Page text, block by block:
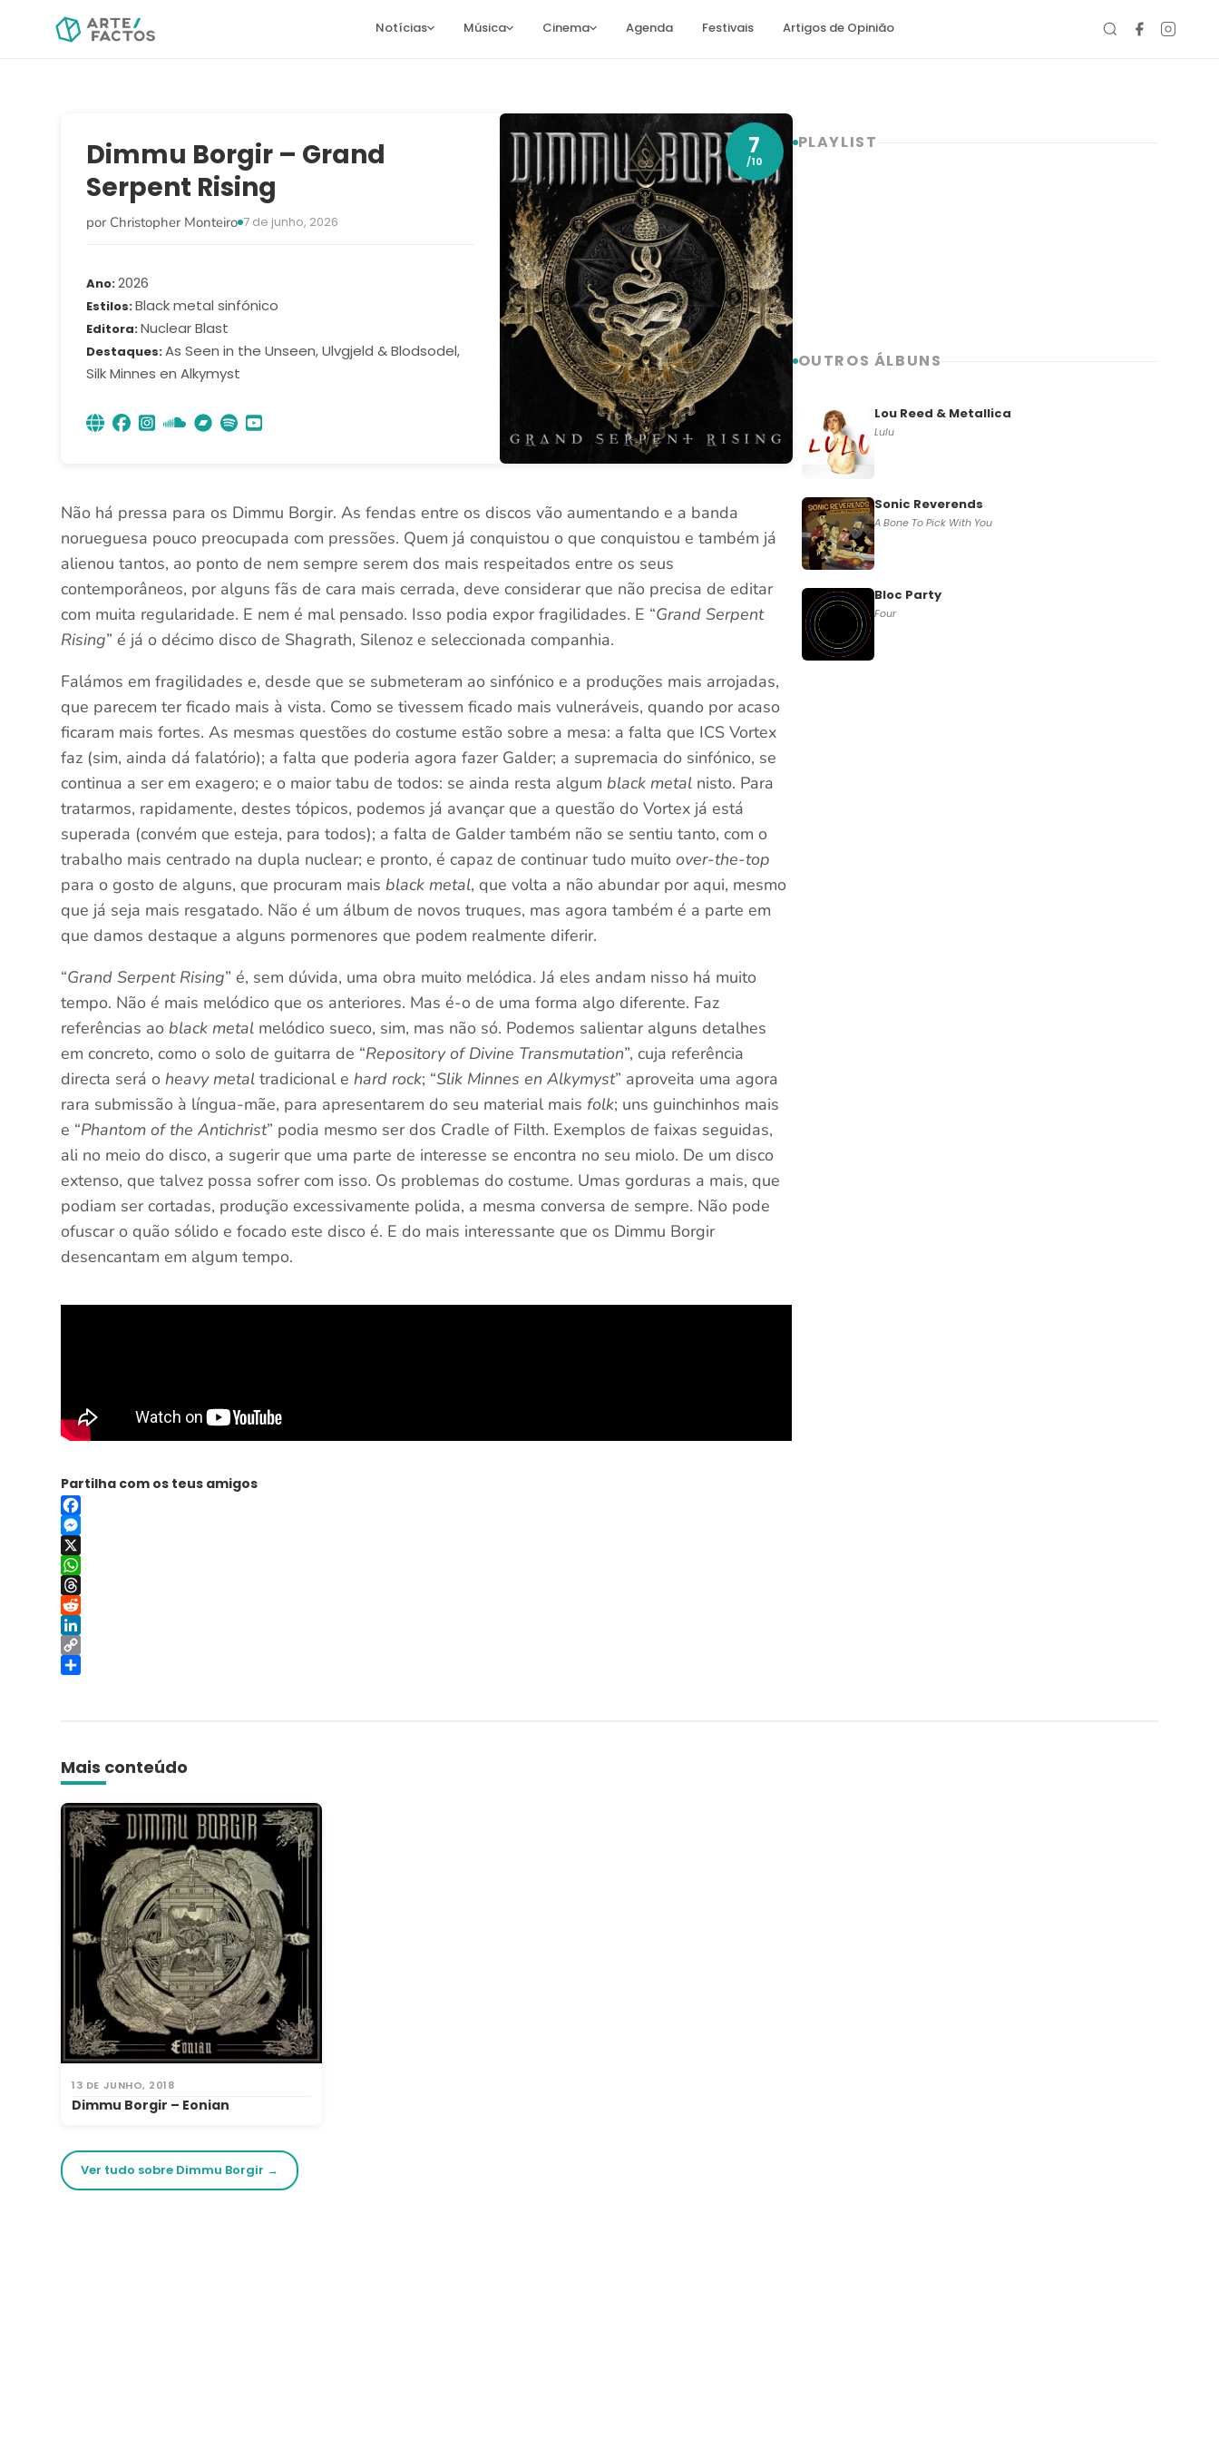
Notícias Música Cinema Agenda Festivais Artigos de Opinião
Dimmu Borgir – Grand
Serpent Rising
por Christopher Monteiro 7 de junho, 2026
Ano 2026
Estilos Black metal sinfónico
Editora Nuclear Blast
Destaques As Seen in the Unseen, Ulvgjeld & Blodsodel,
Silk Minnes en Alkymyst
7
/10
Não há pressa para os Dimmu Borgir. As fendas entre os discos vão aumentando e a banda
norueguesa pouco preocupada com pressões. Quem já conquistou o que conquistou e também já
alienou tantos, ao ponto de nem sempre serem dos mais respeitados entre os seus
contemporâneos, por alguns fãs de cara mais cerrada, deve considerar que não precisa de editar
com muita regularidade. E nem é mal pensado. Isso podia expor fragilidades. E “Grand Serpent
Rising” é já o décimo disco de Shagrath, Silenoz e seleccionada companhia.
Falámos em fragilidades e, desde que se submeteram ao sinfónico e a produções mais arrojadas,
que parecem ter ficado mais à vista. Como se tivessem ficado mais vulneráveis, quando por acaso
ficaram mais fortes. As mesmas questões do costume estão sobre a mesa: a falta que ICS Vortex
faz (sim, ainda dá falatório); a falta que poderia agora fazer Galder; a supremacia do sinfónico, se
continua a ser em exagero; e o maior tabu de todos: se ainda resta algumblack metal nisto. Para
tratarmos, rapidamente, destes tópicos, podemos já avançar que a questão do Vortex já está
superada (convém que esteja, para todos); a falta de Galder também não se sentiu tanto, com o
trabalho mais centrado na dupla nuclear; e pronto, é capaz de continuar tudo muitoover-the-top
para o gosto de alguns, que procuram maisblack metal, que volta a não abundar por aqui, mesmo
que já seja mais resgatado. Não é um álbum de novos truques, mas agora também é a parte em
que damos destaque a alguns pormenores que podem realmente diferir.
“Grand Serpent Rising” é, sem dúvida, uma obra muito melódica. Já eles andam nisso há muito
tempo. Não é mais melódico que os anteriores. Mas é-o de uma forma algo diferente. Faz
referências aoblack metal melódico sueco, sim, mas não só. Podemos salientar alguns detalhes
em concreto, como o solo de guitarra de “Repository of Divine Transmutation”, cuja referência
directa será oheavy metal tradicional ehard rock; “Slik Minnes en Alkymyst” aproveita uma agora
rara submissão à língua-mãe, para apresentarem do seu material mais folk; uns guinchinhos mais
e “Phantom of the Antichrist” podia mesmo ser dos Cradle of Filth. Exemplos de faixas seguidas,
ali no meio do disco, a sugerir que uma parte de interesse se encontra no seu miolo. De um disco
extenso, que talvez possa sofrer com isso. Os problemas do costume. Umas gorduras a mais, que
podiam ser cortadas, produção excessivamente polida, a mesma conversa de sempre. Não pode
ofuscar o quão sólido e focado este disco é. E do mais interessante que os Dimmu Borgir
desencantam em algum tempo.
Partilha com os teus amigos
Facebook
Messenger
X
WhatsApp
Threads
Reddit
LinkedIn
Copy
PLAYLIST
OUTROS ÁLBUNS
Lou Reed & Metallica
Lulu
Sonic Reverends
A Bone To Pick With You
Bloc Party
Four
Mais conteúdo
13 DE JUNHO, 2018
Dimmu Borgir – Eonian
Ver tudo sobre Dimmu Borgir →